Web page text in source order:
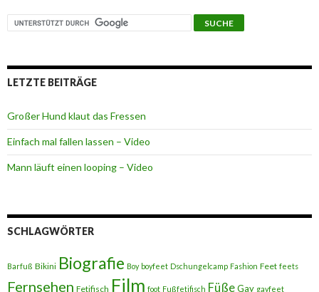
LETZTE BEITRÄGE
Großer Hund klaut das Fressen
Einfach mal fallen lassen – Video
Mann läuft einen looping – Video
SCHLAGWÖRTER
Barfuß Bikini Biografie Boy boyfeet Dschungelcamp Fashion Feet feets
Fernsehen Fetifisch Film foot Fußfetifisch FüßeGay gayfeet